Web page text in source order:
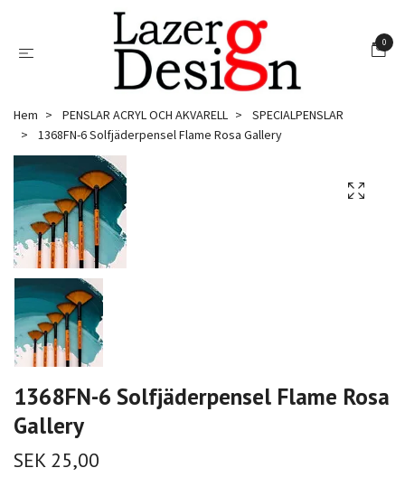
0
Hem PENSLAR ACRYL OCH AKVARELL
SPECIALPENSLAR
1368FN-6 Solfjäderpensel Flame Rosa Gallery
1368FN-6 Solfjäderpensel Flame Rosa
Gallery
SEK 25,00